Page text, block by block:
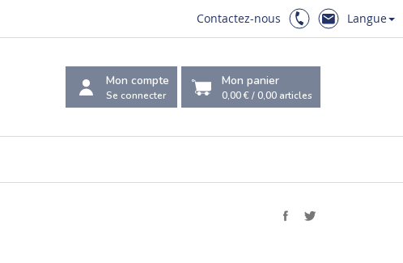
Contactez-nous Langue
Mon compte
Se connecter
Mon panier
0,00 €/0,00 articles